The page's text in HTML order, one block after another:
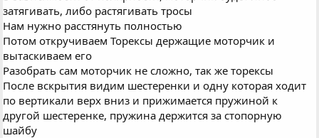
затягивать, либо растягивать тросы
Нам нужно расстянуть полностью
Потом откручиваем Торексы держащие моторчик и
вытаскиваем его
Разобрать сам моторчик не сложно, так же торексы
После вскрытия видим шестеренки и одну которая ходит
по вертикали верх вниз и прижимается пружиной к
другой шестеренке, пружина держится за стопорную
шайбу